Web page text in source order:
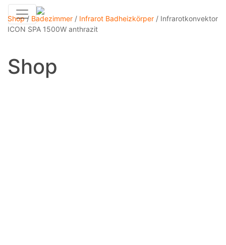
Shop/ Badezimmer / Infrarot Badheizkörper / Infrarotkonvektor
ICON SPA 1500W anthrazit
Shop